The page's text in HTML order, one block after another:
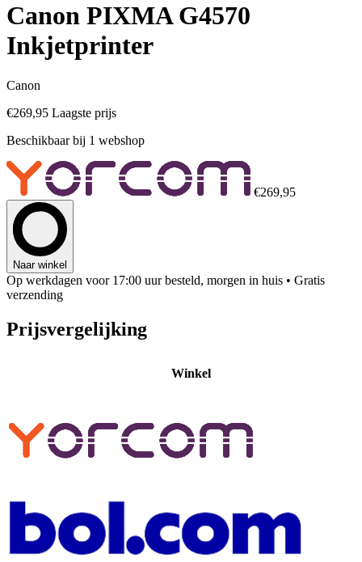
Canon PIXMA G4570
Inkjetprinter
Canon
€269,95 Laagste prijs
Beschikbaar bij 1 webshop
€269,95
Naar winkel
Op werkdagen voor 17:00 uur besteld, morgen in huis • Gratis
verzending
Prijsvergelijking
Winkel